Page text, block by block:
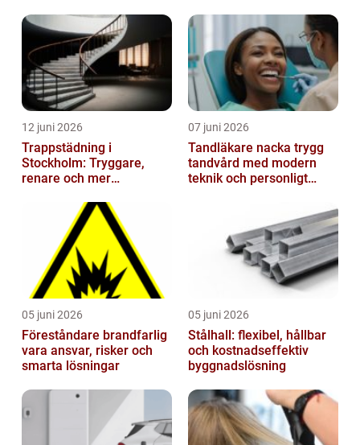
12 juni 2026
Trappstädning i
Stockholm: Tryggare,
renare och mer
07 juni 2026
Tandläkare nacka trygg
tandvård med modern
teknik och personligt
05 juni 2026
Föreståndare brandfarlig
vara ansvar, risker och
smarta lösningar
05 juni 2026
Stålhall: flexibel, hållbar
och kostnadseffektiv
byggnadslösning